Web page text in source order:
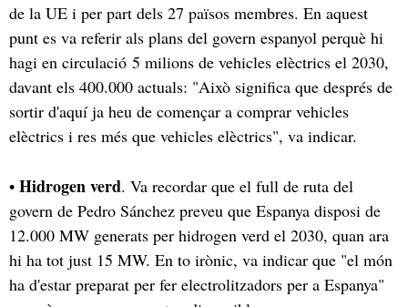
de la UE i per part dels 27 països membres. En aquest
punt es va referir als plans del govern espanyol perquè hi
hagi en circulació 5 milions de vehicles elèctrics el 2030,
davant els 400.000 actuals: "Això significa que després de
sortir d'aquí ja heu de començar a comprar vehicles
elèctrics i res més que vehicles elèctrics", va indicar.
• Hidrogen verd. Va recordar que el full de ruta del
govern de Pedro Sánchez preveu que Espanya disposi de
12.000 MW generats per hidrogen verd el 2030, quan ara
hi ha tot just 15 MW. En to irònic, va indicar que "el món
ha d'estar preparat per fer electrolitzadors per a Espanya"